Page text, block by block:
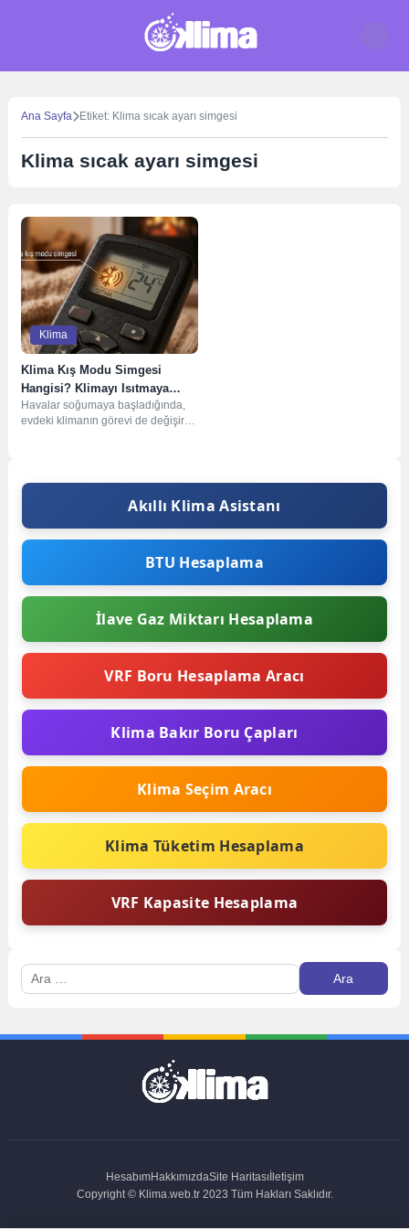
Ana Sayfa Etiket: Klima sıcak ayarı simgesi
Klima sıcak ayarı simgesi
Klima
Klima Kış Modu Simgesi
Hangisi? Klimayı Isıtmaya
Alma Rehberi
Havalar soğumaya başladığında,
evdeki klimanın görevi de değişir.
Akıllı Klima Asistanı
BTU Hesaplama
İlave Gaz Miktarı Hesaplama
VRF Boru Hesaplama Aracı
Klima Bakır Boru Çapları
Klima Seçim Aracı
Klima Tüketim Hesaplama
VRF Kapasite Hesaplama
Arama:
HesabımHakkımızdaSite Haritasıİletişim
Copyright © Klima.web.tr 2023 Tüm Hakları Saklıdır.